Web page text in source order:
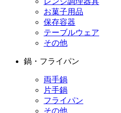
お菓子用品
保存容器
テーブルウェア
その他
鍋・フライパン
両手鍋
片手鍋
フライパン
その他